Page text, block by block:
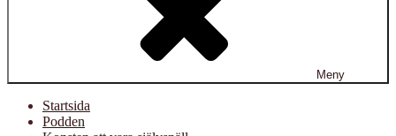
Meny
Startsida
Podden